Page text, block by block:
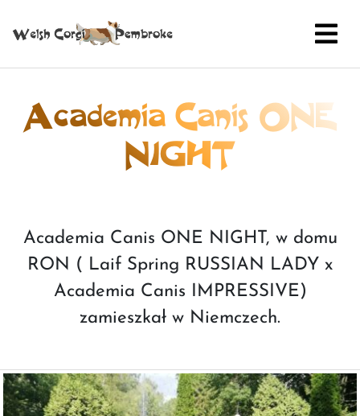
Academia Canis ONE
NIGHT
Academia Canis ONE NIGHT, w domu
RON ( Laif Spring RUSSIAN LADY x
Academia Canis IMPRESSIVE)
zamieszkał w Niemczech.